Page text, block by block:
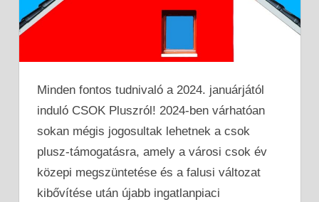
Minden fontos tudnivaló a 2024. januárjától
induló CSOK Pluszról! 2024-ben várhatóan
sokan mégis jogosultak lehetnek a csok
plusz-támogatásra, amely a városi csok év
közepi megszüntetése és a falusi változat
kibővítése után újabb ingatlanpiaci